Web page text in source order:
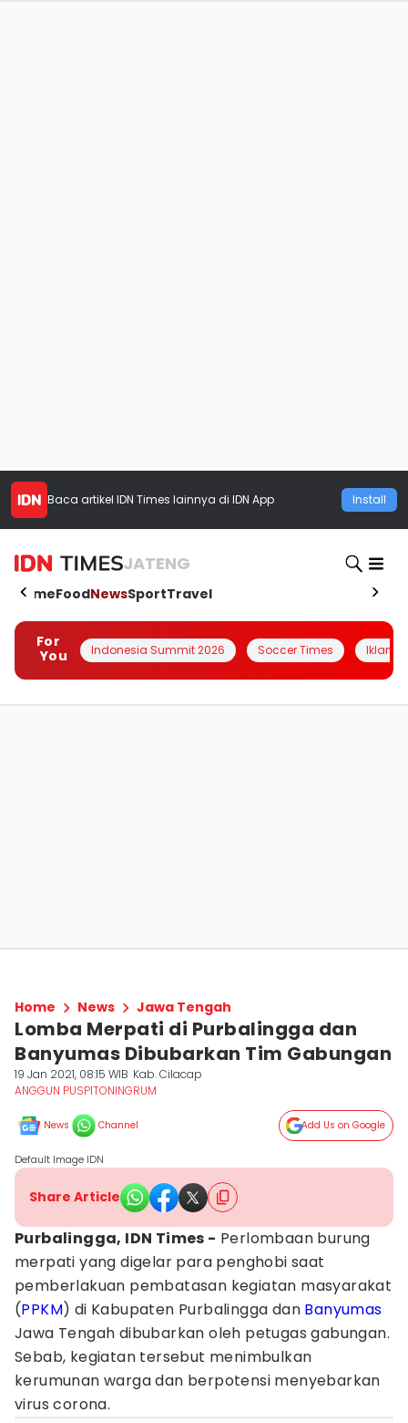
Baca artikel IDN Times lainnya di IDN App Install
JATENG
HomeFoodNewsSportTravel
For
You
Indonesia Summit 2026 Soccer Times Iklanin
Home News Jawa Tengah
Lomba Merpati di Purbalingga dan
Banyumas Dibubarkan Tim Gabungan
19 Jan 2021, 08:15 WIB Kab. Cilacap
ANGGUN PUSPITONINGRUM
News Channel Add Us on Google
Default Image IDN
Share Article
Purbalingga, IDN Times - Perlombaan burung
merpati yang digelar para penghobi saat
pemberlakuan pembatasan kegiatan masyarakat
(PPKM) di Kabupaten Purbalingga dan Banyumas
Jawa Tengah dibubarkan oleh petugas gabungan.
Sebab, kegiatan tersebut menimbulkan
kerumunan warga dan berpotensi menyebarkan
virus corona.